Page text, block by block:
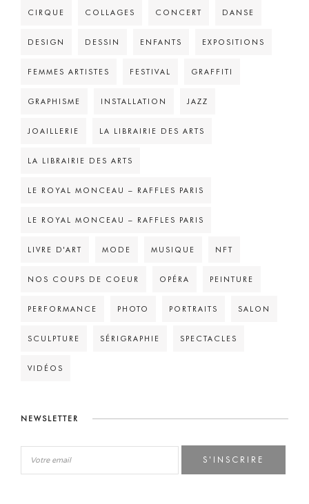
CIRQUE COLLAGES CONCERT DANSE
DESIGN DESSIN ENFANTS EXPOSITIONS
FEMMES ARTISTES FESTIVAL GRAFFITI
GRAPHISME INSTALLATION JAZZ
JOAILLERIE LA LIBRAIRIE DES ARTS
LA LIBRAIRIE DES ARTS
LE ROYAL MONCEAU – RAFFLES PARIS
LE ROYAL MONCEAU – RAFFLES PARIS
LIVRE D'ART MODE MUSIQUE NFT
NOS COUPS DE COEUR OPÉRA PEINTURE
PERFORMANCE PHOTO PORTRAITS SALON
SCULPTURE SÉRIGRAPHIE SPECTACLES
VIDÉOS
NEWSLETTER
S'INSCRIRE